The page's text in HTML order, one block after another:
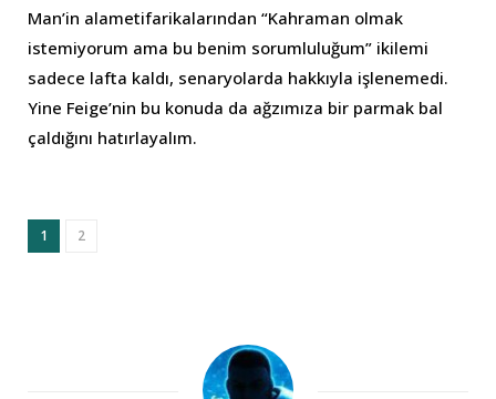
Man’in alametifarikalarından “Kahraman olmak
istemiyorum ama bu benim sorumluluğum” ikilemi
sadece lafta kaldı, senaryolarda hakkıyla işlenemedi.
Yine Feige’nin bu konuda da ağzımıza bir parmak bal
çaldığını hatırlayalım.
1 2